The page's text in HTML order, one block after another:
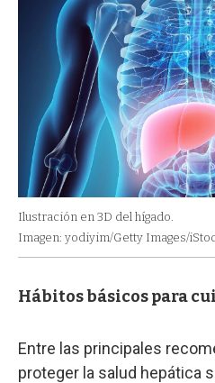
Ilustración en 3D del hígado.
Imagen: yodiyim/Getty Images/
Hábitos básicos para
Entre las principales
proteger la salud hepática